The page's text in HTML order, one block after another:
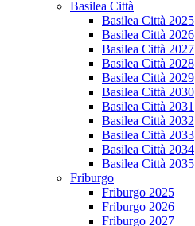
Basilea Città
Basilea Città 2025
Basilea Città 2026
Basilea Città 2027
Basilea Città 2028
Basilea Città 2029
Basilea Città 2030
Basilea Città 2031
Basilea Città 2032
Basilea Città 2033
Basilea Città 2034
Basilea Città 2035
Friburgo
Friburgo 2025
Friburgo 2026
Friburgo 2027